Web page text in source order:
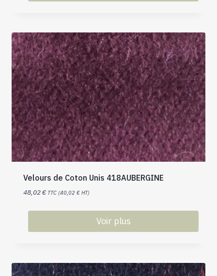
Velours de Coton Unis 418AUBERGINE
48,02€ TTC (40,02 € HT)
Voir plus